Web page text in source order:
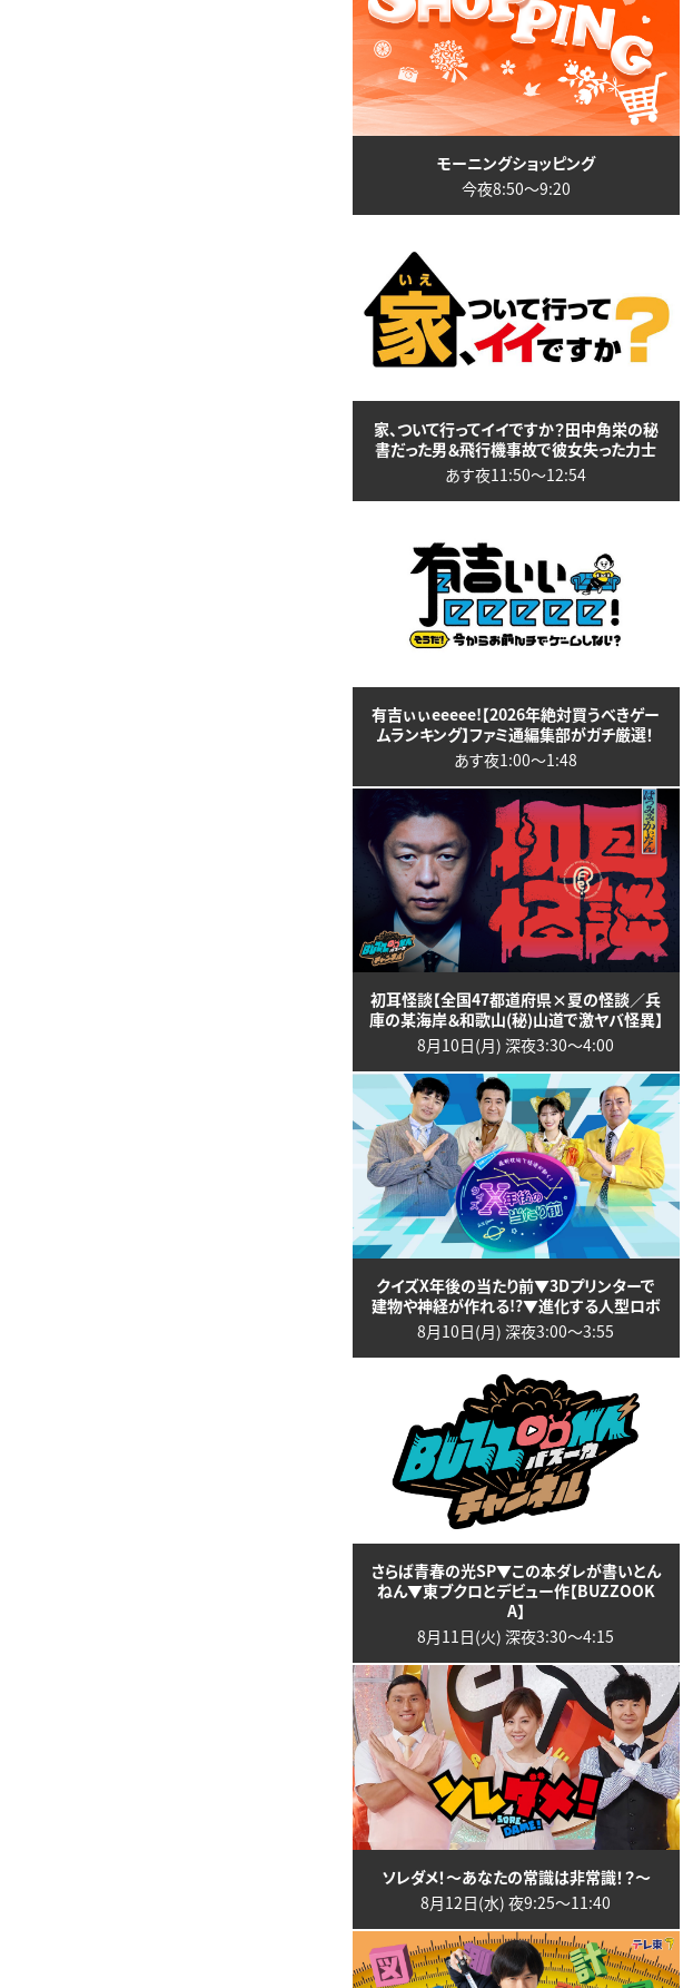
モーニングショッピング
今夜8:50〜9:20
家、ついて行ってイイですか？田中角栄の秘
書だった男＆飛行機事故で彼女失った力士
あす夜11:50〜12:54
有吉ぃぃeeeee!【2026年絶対買うべきゲー
ムランキング】ファミ通編集部がガチ厳選！
あす夜1:00〜1:48
初耳怪談【全国47都道府県×夏の怪談／兵
庫の某海岸＆和歌山(秘)山道で激ヤバ怪異】
8月10日(月) 深夜3:30〜4:00
クイズX年後の当たり前▼3Dプリンターで
建物や神経が作れる!?▼進化する人型ロボ
8月10日(月) 深夜3:00〜3:55
さらば青春の光SP▼この本ダレが書いとん
ねん▼東ブクロとデビュー作【BUZZOOK
A】
8月11日(火) 深夜3:30〜4:15
ソレダメ！～あなたの常識は非常識！？～
8月12日(水) 夜9:25〜11:40